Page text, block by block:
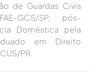
de Guardas Civis
GCS/SP, pós-
Doméstica pela
em Direito
PR.